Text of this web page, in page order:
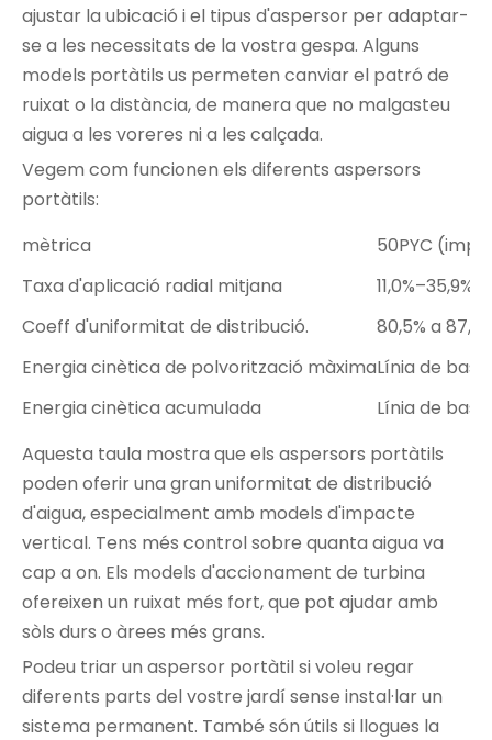
ajustar la ubicació i el tipus d'aspersor per adaptar-
se a les necessitats de la vostra gespa. Alguns
models portàtils us permeten canviar el patró de
ruixat o la distància, de manera que no malgasteu
aigua a les voreres ni a les calçada.
Vegem com funcionen els diferents aspersors
portàtils:
mètrica
50PYC
Taxa d'aplicació radial mitjana
11,0%–35,9%
Coeff d'uniformitat de distribució.
80,5% a
Energia cinètica de polvorització màximaLínia de base
Energia cinètica acumulada
Línia de base
Aquesta taula mostra que els aspersors portàtils
poden oferir una gran uniformitat de distribució
d'aigua, especialment amb models d'impacte
vertical. Tens més control sobre quanta aigua va
cap a on. Els models d'accionament de turbina
ofereixen un ruixat més fort, que pot ajudar amb
sòls durs o àrees més grans.
Podeu triar un aspersor portàtil si voleu regar
diferents parts del vostre jardí sense instal·lar un
sistema permanent. També són útils si llogues la